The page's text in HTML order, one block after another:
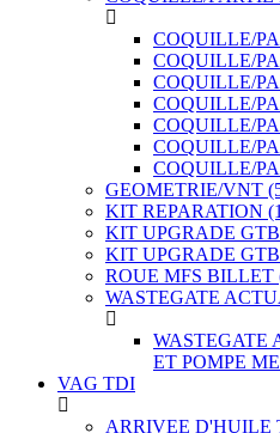
COQUILLE/
COQUILLE/
COQUILLE/
COQUILLE/
COQUILLE/
COQUILLE/
COQUILLE/
GEOMETRIE/VNT
KIT REPARATION
KIT UPGRADE
KIT UPGRADE
ROUE MFS BILLET
WASTEGATE
WASTEGATE
ET POMPE
VAG TDI
ARRIVEE D'HUILE